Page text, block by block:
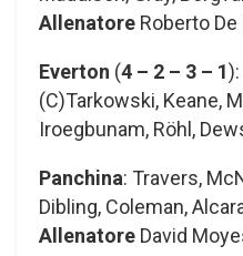
Allenatore Roberto De
Everton (4 – 2 – 3 – 1
(C)Tarkowski, Keane,
Iroegbunam, Röhl,
Panchina: Travers,
Dibling, Coleman,
Allenatore David